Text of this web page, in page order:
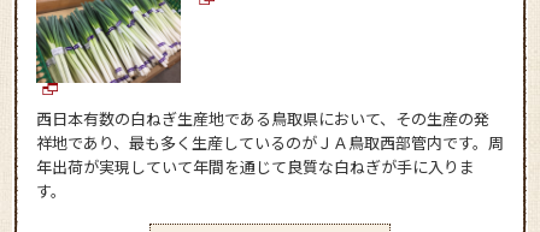
西日本有数の白ねぎ生産地である鳥取県において、その生産の発
祥地であり、最も多く生産しているのがＪＡ鳥取西部管内です。周
年出荷が実現していて年間を通じて良質な白ねぎが手に入りま
す。